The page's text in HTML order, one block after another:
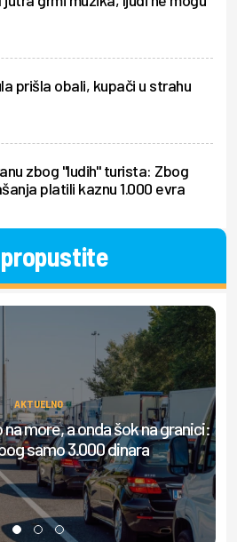
prišla obali, kupači u strahu
zbog "ludih" turista: Zbog
platili kaznu 1.000 evra
propustite
AKTUELNO
more, a onda šok na granici:
samo 3.000 dinara